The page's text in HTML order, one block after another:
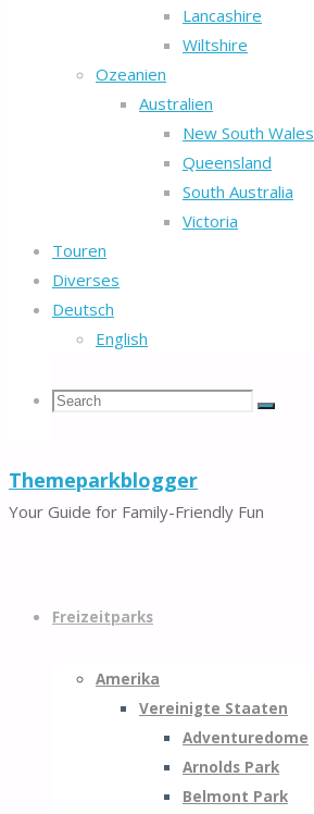
Lancashire
Wiltshire
Ozeanien
Australien
New South Wales
Queensland
South Australia
Victoria
Touren
Diverses
Deutsch
English
Search
Search
for:
Search
Themeparkblogger
Your Guide for Family-Friendly Fun
Freizeitparks
Amerika
Vereinigte Staaten
Adventuredome
Arnolds Park
Belmont Park